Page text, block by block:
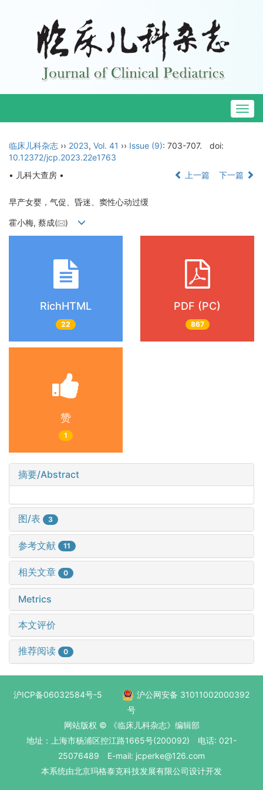
临床儿科杂志 ›› 2023, Vol. 41 ›› Issue (9): 703-707.
doi:
10.12372/jcp.2023.22e1763
• 儿科大查房 •
上一篇 下一篇
早产女婴，气促、昏迷、窦性心动过缓
霍小梅, 蔡成( )
RichHTML
22
PDF (PC)
867
赞
1
摘要/Abstract
图/表 3
参考文献 11
相关文章 0
Metrics
本文评价
推荐阅读 0
沪ICP备06032584号-5
沪公网安备 31011002000392
号
网站版权 © 《临床儿科杂志》编辑部
地址：上海市杨浦区控江路1665号(200092) 电话: 021-
25076489 E-mail: jcperke@126.com
本系统由北京玛格泰克科技发展有限公司设计开发